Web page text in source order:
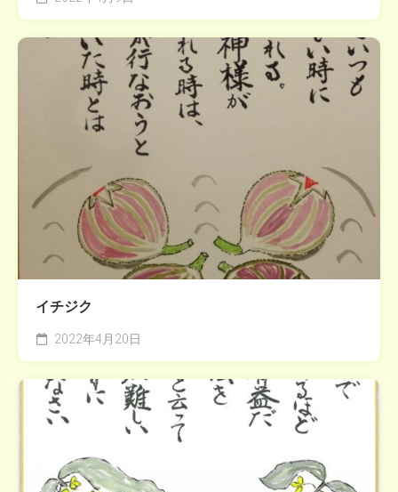
イチジク
2022年4月20日